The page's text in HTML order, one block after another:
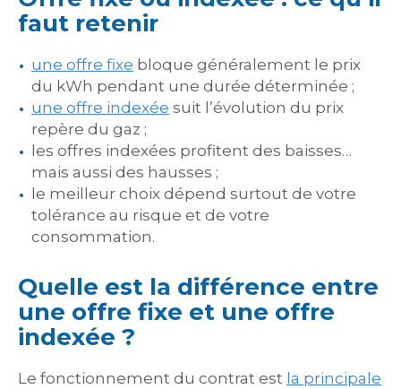
faut retenir
une offre fixe bloque généralement le prix
du kWh pendant une durée déterminée ;
une offre indexée suit l’évolution du prix
repère du gaz ;
les offres indexées profitent des baisses…
mais aussi des hausses ;
le meilleur choix dépend surtout de votre
tolérance au risque et de votre
consommation.
Quelle est la différence entre
une offre fixe et une offre
indexée ?
Le fonctionnement du contrat est la principale